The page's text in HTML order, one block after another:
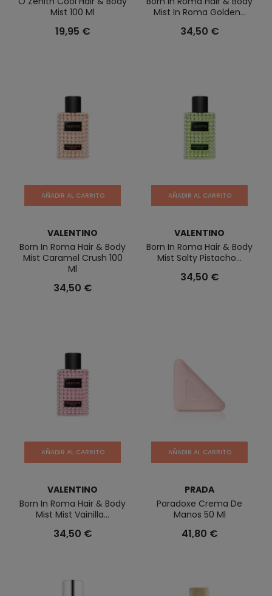
Mist 100 Ml
19,95 €
Mist In Roma Golden...
34,50 €
AÑADIR AL CARRITO
VALENTINO
Born In Roma Hair & Body
Mist Caramel Crush 100
Ml
34,50 €
AÑADIR AL CARRITO
VALENTINO
Born In Roma Hair & Body
Mist Salty Pistacho...
34,50 €
AÑADIR AL CARRITO
VALENTINO
Born In Roma Hair & Body
Mist Mist Vainilla...
34,50 €
AÑADIR AL CARRITO
PRADA
Paradoxe Crema De
Manos 50 Ml
41,80 €